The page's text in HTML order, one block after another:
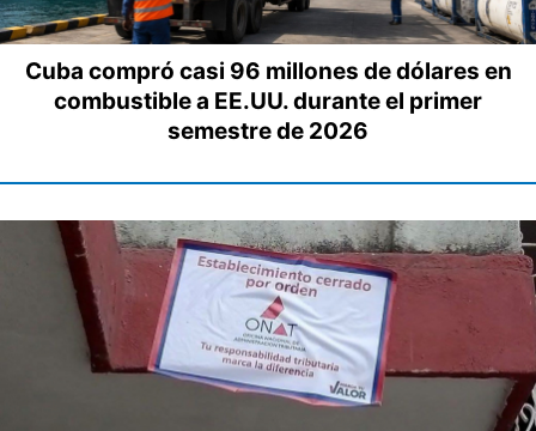
Cuba compró casi 96 millones de dólares en
combustible a EE.UU. durante el primer
semestre de 2026